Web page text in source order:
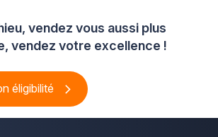
vendez vous aussi plus
vendez votre excellence !
éligibilité